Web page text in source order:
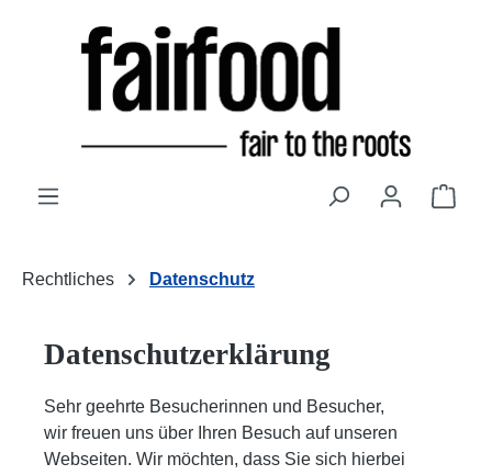
Zum Hauptinhalt springen
Rechtliches Datenschutz
Datenschutzerklärung
Sehr geehrte Besucherinnen und Besucher,
wir freuen uns über Ihren Besuch auf unseren
Webseiten. Wir möchten, dass Sie sich hierbei